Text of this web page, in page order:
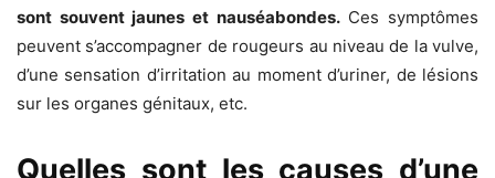
sont souvent jaunes et nauséabondes.Ces symptômes
peuvent s’accompagner de rougeurs au niveau de la vulve,
d’une sensation d’irritation au moment d’uriner, de lésions
sur les organes génitaux, etc.
Quelles sont les causes d’une